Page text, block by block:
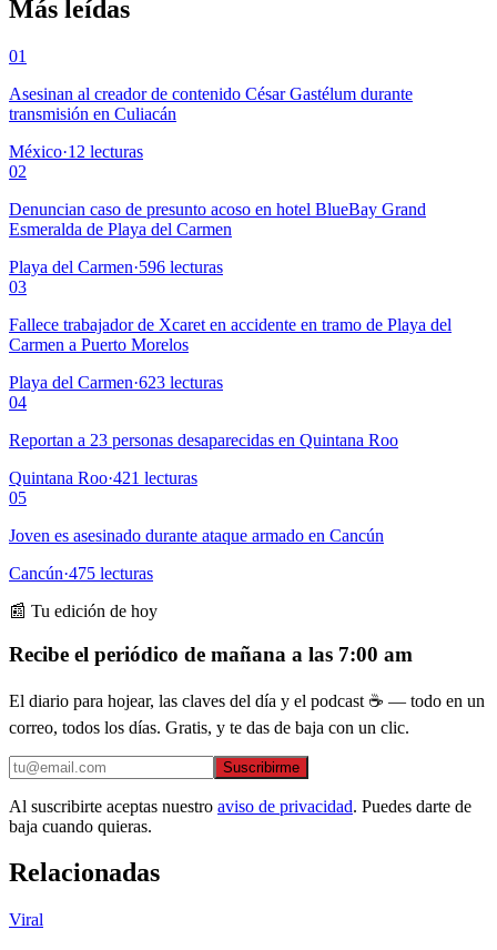
Más leídas
01
Asesinan al creador de contenido César Gastélum durante
transmisión en Culiacán
México·12 lecturas
02
Denuncian caso de presunto acoso en hotel BlueBay Grand
Esmeralda de Playa del Carmen
Playa del Carmen·596 lecturas
03
Fallece trabajador de Xcaret en accidente en tramo de Playa del
Carmen a Puerto Morelos
Playa del Carmen·623 lecturas
04
Reportan a 23 personas desaparecidas en Quintana Roo
Quintana Roo·421 lecturas
05
Joven es asesinado durante ataque armado en Cancún
Cancún·475 lecturas
📰 Tu edición de hoy
Recibe el periódico de mañana a las 7:00 am
El diario para hojear, las claves del día y el podcast ☕ — todo en un
correo, todos los días. Gratis, y te das de baja con un clic.
Suscribirme
Al suscribirte aceptas nuestro aviso de privacidad. Puedes darte de
baja cuando quieras.
Relacionadas
Viral